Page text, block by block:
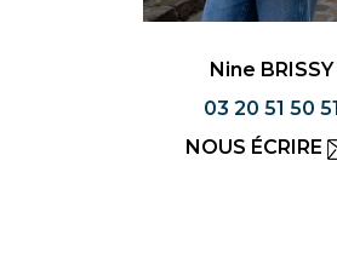
Nine BRISSY
03 20 51 50 51
NOUS ÉCRIRE